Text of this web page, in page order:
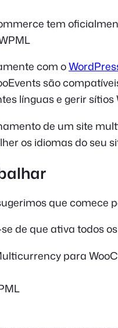
tem
com o
são
línguas e gerir
de um site
os idiomas do seu
que comece
de que ativa todos
para